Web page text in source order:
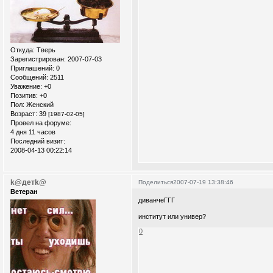
Откуда: Тверь
Зарегистрирован: 2007-07-03
Приглашений: 0
Сообщений: 2511
Уважение: +0
Позитив: +0
Пол: Женский
Возраст: 39 [1987-02-05]
Провел на форуме:
4 дня 11 часов
Последний визит:
2008-04-13 00:22:14
Поделиться2007-07-19 13:38:46
k@детk@
Ветеран
диванчеГГГ
институт или универ?
0